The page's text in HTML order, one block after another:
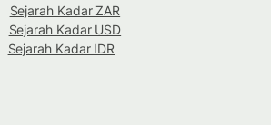
Sejarah Kadar ZAR
Sejarah Kadar USD
Sejarah Kadar IDR